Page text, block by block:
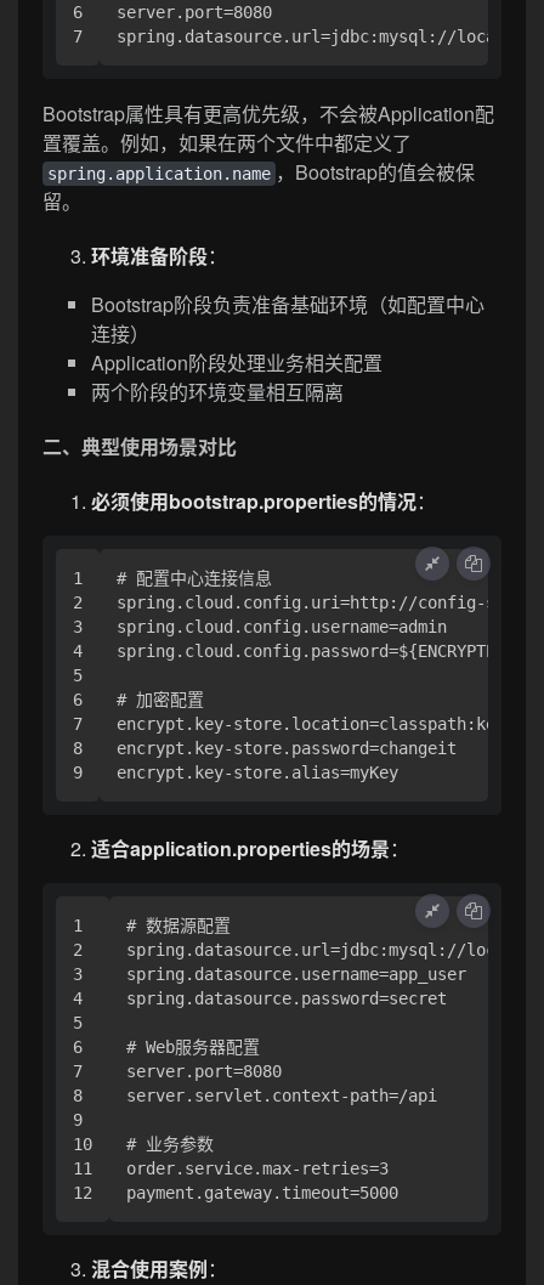
6
server.port=8080
Bootstrap属性具有更高优先级，不会被Application配
置覆盖。例如，如果在两个文件中都定义了
spring.application.name ，Bootstrap的值会被保
留。
环境准备阶段：
Bootstrap阶段负责准备基础环境（如配置中心
连接）
Application阶段处理业务相关配置
两个阶段的环境变量相互隔离
二、典型使用场景对比
必须使用bootstrap.properties的情况：
1
2
3
4
5
6
7
8
# 配置中心连接信息
spring.cloud.config.uri=http://config-
spring.cloud.config.username=admin
# 加密配置
encrypt.key-
encrypt.key-store.password=changeit
适合application.properties的场景：
1
2
3
4
5
6
7
8
9
10
11
# 数据源配置
spring.datasource.url=jdbc:mysql://
spring.datasource.username=app_user
spring.datasource.password=secret
# Web服务器配置
server.port=8080
server.servlet.context-path=/api
# 业务参数
order.service.max-retries=3
混合使用案例：